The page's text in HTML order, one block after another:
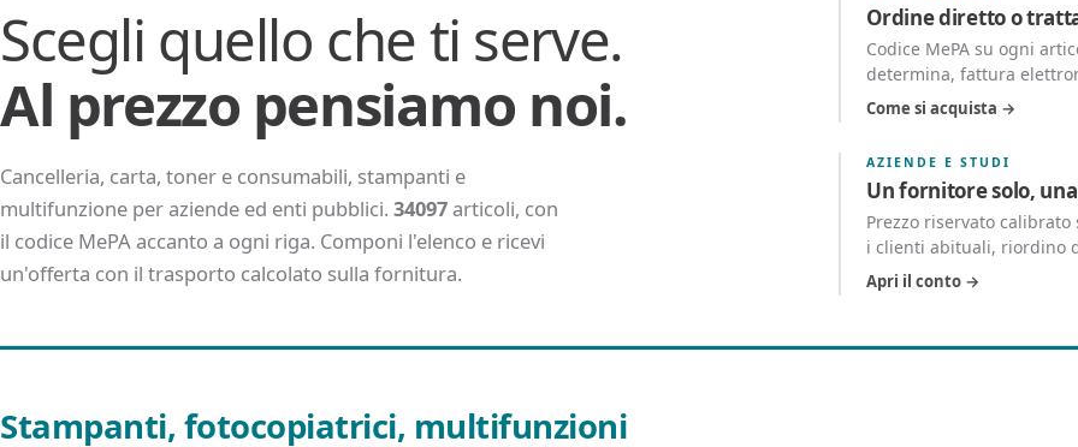
Scegli quello che ti serve.
Al prezzo pensiamo noi.
Cancelleria, carta, toner e consumabili, stampanti e
multifunzione per aziende ed enti pubblici. 34097articoli, con
il codice MePA accanto a ogni riga. Componi l'elenco e ricevi
un'offerta con il trasporto calcolato sulla fornitura.
Ordine diretto o
Codice MePA su ogni
determina, fattura
Come si acquista →
AZIENDE E STUDI
Un fornitore solo,
Prezzo riservato
i clienti abituali, riordino
Apri il conto →
Stampanti, fotocopiatrici, multifunzioni